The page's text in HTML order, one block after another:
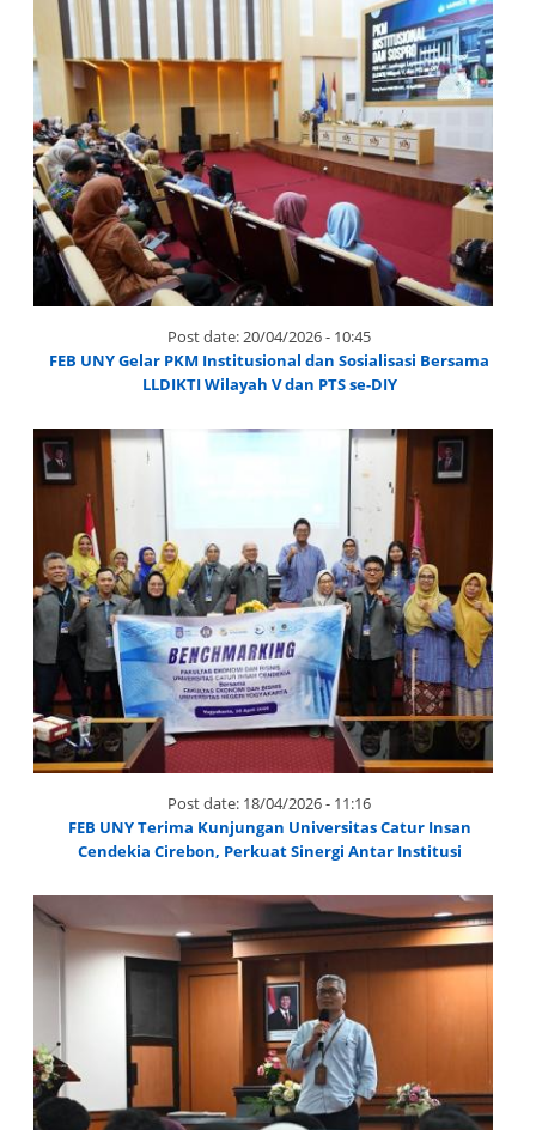
Post date:20/04/2026 - 10:45
FEB UNY Gelar PKM Institusional dan Sosialisasi Bersama
LLDIKTI Wilayah V dan PTS se-DIY
Post date: 18/04/2026 - 11:16
FEB UNY Terima Kunjungan Universitas Catur Insan
Cendekia Cirebon, Perkuat Sinergi Antar Institusi